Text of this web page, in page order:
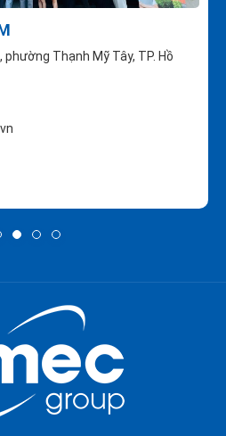
Thạnh Mỹ Tây, TP. Hồ